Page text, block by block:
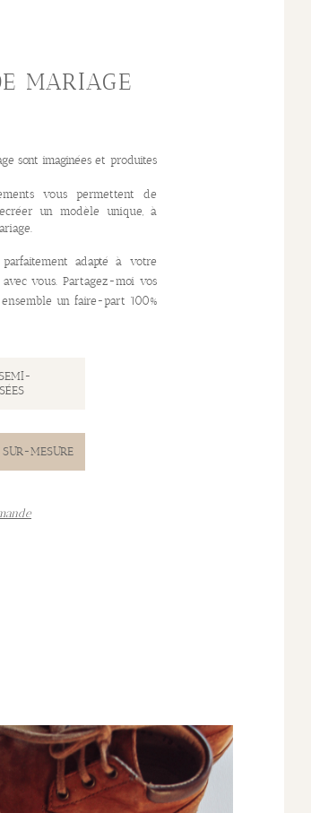
MARIAGE
sont imaginées et produites
vous permettent de
un modèle unique, à
adapté à votre
vous. Partagez-moi vos
un faire-part 100%
MESURE